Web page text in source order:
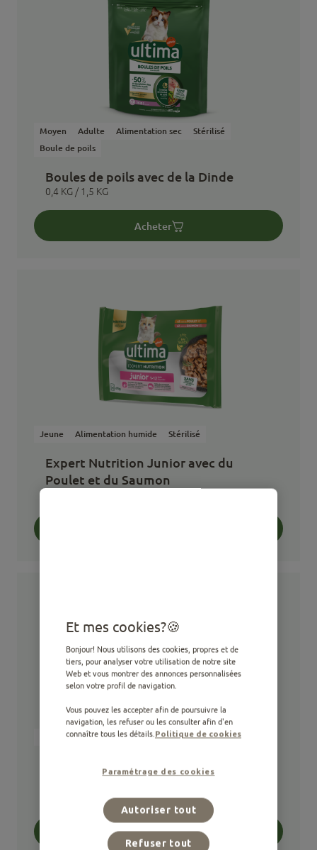
Moyen Adulte Alimentation sec
Stérilisé
Boule de poils
Boules de poils avec de la Dinde
0,4 KG / 1,5 KG
Acheter
Jeune Alimentation humide Stérilisé
Expert Nutrition Junior avec du
Poulet et du Saumon
Alimentation humide Stérilisé
Expert Nutrition Stérilisé Boules De
Acheter
Et mes cookies?
Bonjour! Nous utilisons des cookies, propres et de
tiers, pour analyser votre utilisation de notre site
Web et vous montrer des annonces personnalisées
selon votre profil de navigation.
Vous pouvez les accepter afin de poursuivre la
navigation, les refuser ou les consulter afin d'en
connaître tous les détails.Politique de cookies
Paramétrage des cookies
Refuser tout
Autoriser tout